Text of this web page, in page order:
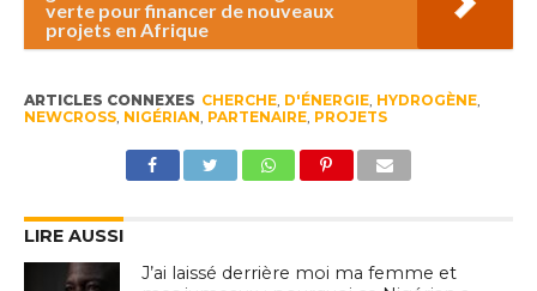
verte pour financer de nouveaux
projets en Afrique
ARTICLES CONNEXES CHERCHE, D'ÉNERGIE, HYDROGÈNE,
NEWCROSS, NIGÉRIAN, PARTENAIRE, PROJETS
LIRE AUSSI
J’ai laissé derrière moi ma femme et